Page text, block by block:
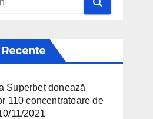
Superbet donează
110 concentratoare de
11/2021